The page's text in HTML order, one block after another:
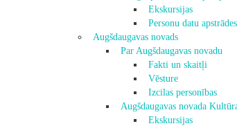
Ekskursijas
Personu datu
Augšdaugavas novads
Par Augšdaugavas novadu
Fakti un skaitļi
Vēsture
Izcilas personības
Augšdaugavas novada
Ekskursijas